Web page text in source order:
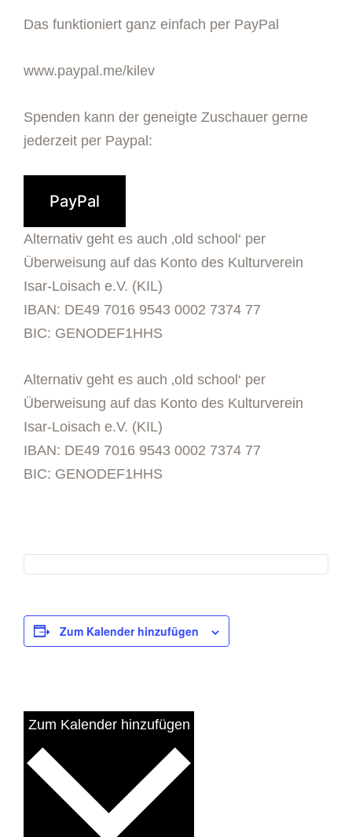
Das funktioniert ganz einfach per PayPal
www.paypal.me/kilev
Spenden kann der geneigte Zuschauer gerne
jederzeit per Paypal:
PayPal
Alternativ geht es auch ‚old school‘ per
Überweisung auf das Konto des Kulturverein
Isar-Loisach e.V. (KIL)
IBAN: DE49 7016 9543 0002 7374 77
BIC: GENODEF1HHS
Alternativ geht es auch ‚old school‘ per
Überweisung auf das Konto des Kulturverein
Isar-Loisach e.V. (KIL)
IBAN: DE49 7016 9543 0002 7374 77
BIC: GENODEF1HHS
Zum Kalender hinzufügen